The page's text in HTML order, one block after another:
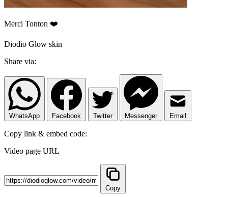
Merci Tonton ❤️
Diodio Glow skin
Share via:
WhatsApp Facebook Twitter Messenger Email
Copy link & embed code:
Video page URL
Copy